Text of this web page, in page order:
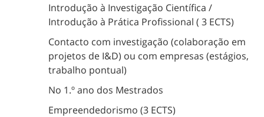
Introdução à Investigação Científica /
Introdução à Prática Profissional ( 3 ECTS)
Contacto com investigação (colaboração em
projetos de I&D) ou com empresas (estágios,
trabalho pontual)
No 1.º ano dos Mestrados
Empreendedorismo (3 ECTS)